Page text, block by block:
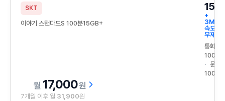
SKT
이야기 스탠다드S 100분15GB+
+
속도
무제한
통화
100분
문자
100건
17,000원
7개월 이후 월 31,900원